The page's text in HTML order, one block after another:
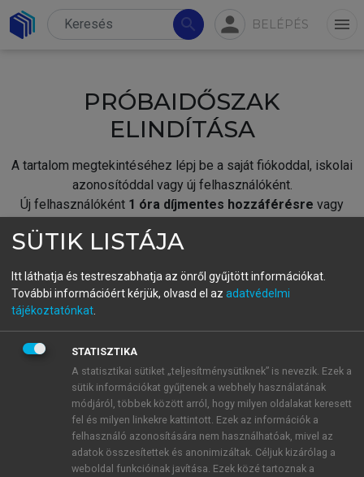
search person BELÉPÉS menu
PRÓBAIDŐSZAK
ELINDÍTÁSA
A tartalom megtekintéséhez lépj be a saját fiókoddal, iskolai
azonosítóddal vagy új felhasználóként.
Új felhasználóként 1 óra díjmentes hozzáférésre vagy
fiókoddal,vagy hozz létre új fiókot.
A regisztráció után apróbaidőszakautomatikusan
BELÉPÉS SAJÁT FIÓKKAL
ÚJ FIÓK LÉTREHOZÁSA
1 óra díjmentes hozzáférés
E-MAIL-CÍM
SÜTIK LISTÁJA
Itt láthatja és testreszabhatja az önről gyűjtött információkat.
További információért kérjük, olvasd el az adatvédelmi
tájékoztatónkat
STATISZTIKA
A statisztikai sütiket „teljesítménysütiknek” is nevezik. Ezek a
sütik információkat gyűjtenek a webhely használatának
módjáról, többek között arról, hogy milyen oldalakat keresett
fel és milyen linkekre kattintott. Ezek az információk a
felhasználó azonosítására nem használhatóak, mivel az
adatok összesítettek és anonimizáltak. Céljuk kizárólag a
weboldal funkcióinak javítása. Ezek közé tartoznak a